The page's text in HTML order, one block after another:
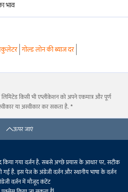
भाव
गोल्ड लोन की ब्याज दर
किसी भी एप्लीकेशन को अपने एकमात्र और पूर्ण
या अस्वीकार कर सकता है. *
ऊपर जाएं
गया वर्ज़न है. सबसे अच्छे प्रयास के आधार पर, सटीक
गई है. इस पेज के अंग्रेजी वर्ज़न और स्थानीय भाषा के वर्ज़न
वर्ज़न में मौजूद कंटेंट